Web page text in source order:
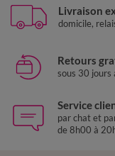
Livraison
domicile,
Retours
sous 30 jours
Service
par chat et
de 8h00 à